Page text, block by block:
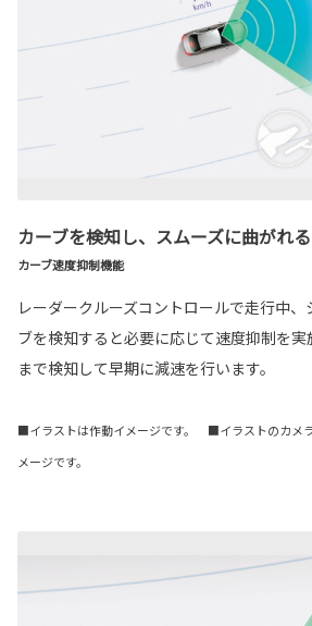
カーブを検知し、スムーズに曲がれる
カーブ速度抑制機能
レーダークルーズコントロールで走行中
ブを検知すると必要に応じて速度抑制を
まで検知して早期に減速を行います。
■イラストは作動イメージです。 ■イラストのカメ
メージです。